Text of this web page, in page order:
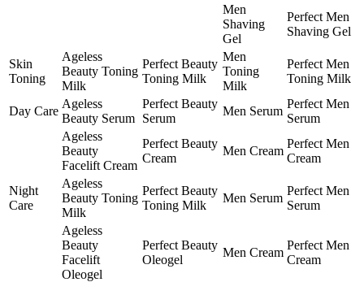
Men
Shaving
Gel
Perfect Men
Shaving Gel
Skin
Toning
Ageless
Beauty Toning
Milk
Perfect Beauty
Toning Milk
Men
Toning
Milk
Perfect Men
Toning Milk
Day Care
Ageless
Beauty Serum
Perfect Beauty
Serum
Men Serum
Perfect Men
Serum
Ageless
Beauty
Facelift Cream
Perfect Beauty
Cream
Men Cream
Perfect Men
Cream
Night
Care
Ageless
Beauty Toning
Milk
Perfect Beauty
Toning Milk
Men Serum
Perfect Men
Serum
Ageless
Beauty
Facelift
Oleogel
Perfect Beauty
Oleogel
Men Cream
Perfect Men
Cream